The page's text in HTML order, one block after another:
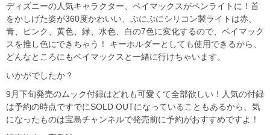
ディズニーの人気キャラクター、ベイマックスがペンライトに！首
をかしげた姿が360度かわいい、ぷにぷにシリコン製ライトは赤、
青、ピンク、黄色、緑、水色、白の7色に変化するので、ベイマック
スを推し色にできちゃう！ キーホルダーとしても使用できるから、
どんなところにもベイマックスと一緒に行けちゃいます。
いかがでしたか？
9月下旬発売のムック付録はどれも可愛くて全部欲しい！人気の付録
は予約の時点ですでにSOLD OUTになっていることもあるから、気
になったものは宝島チャンネルで発売前に予約がおすすめですよ！